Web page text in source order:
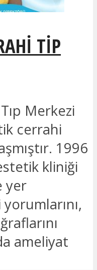
TIP
Merkezi
cerrahi
1996
kliniği
yer
ameliyat